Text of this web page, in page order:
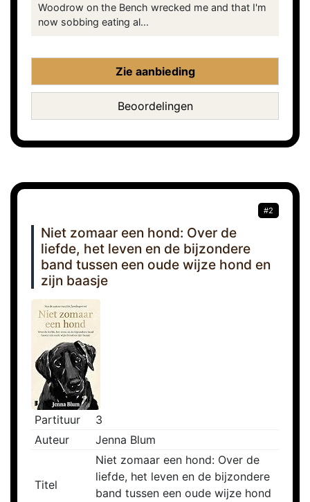
Woodrow on the Bench wrecked me and that I'm
now sobbing eating al...
Zie aanbieding
Beoordelingen
#2
Niet zomaar een hond: Over de
liefde, het leven en de bijzondere
band tussen een oude wijze hond en
zijn baasje
Partituur
3
Auteur
Jenna Blum
Titel
Niet zomaar een hond: Over de
liefde, het leven en de bijzondere
band tussen een oude wijze hond